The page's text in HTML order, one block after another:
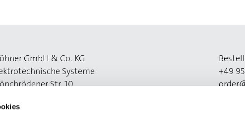
GmbH & Co. KG
Systeme
Str. 10
+49